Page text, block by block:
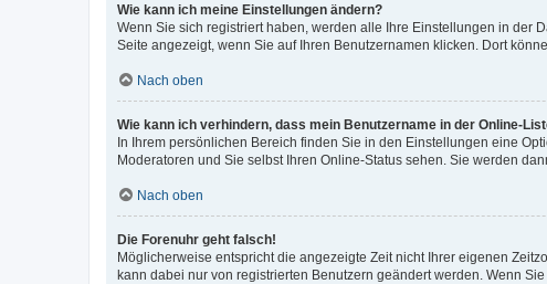
Wie kann ich meine Einstellungen ändern?
Wenn Sie sich registriert haben, werden alle Ihre Einstellungen in der
Seite angezeigt, wenn Sie auf Ihren Benutzernamen klicken. Dort
Nach oben
Wie kann ich verhindern, dass mein Benutzername in der Online-
In Ihrem persönlichen Bereich finden Sie in den Einstellungen eine
Moderatoren und Sie selbst Ihren Online-Status sehen. Sie werden
Nach oben
Die Forenuhr geht falsch!
Möglicherweise entspricht die angezeigte Zeit nicht Ihrer eigenen
kann dabei nur von registrierten Benutzern geändert werden. Wenn